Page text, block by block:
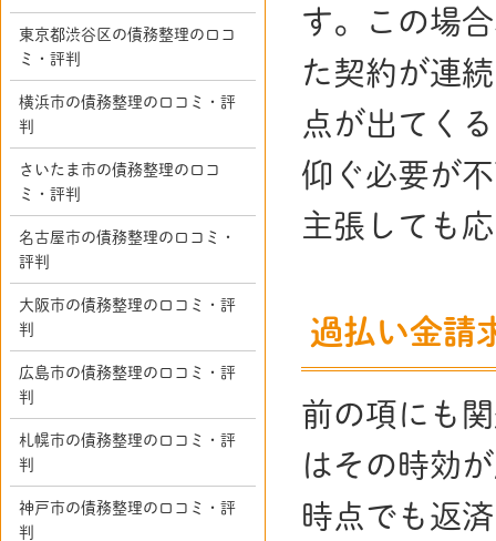
す。この場
た契約が連
点が出てく
仰ぐ必要が
主張しても
過払い金請
前の項にも
はその時効
時点でも返
東京都渋谷区の債務整理の口コ
ミ・評判
横浜市の債務整理の口コミ・評
判
さいたま市の債務整理の口コ
ミ・評判
名古屋市の債務整理の口コミ・
評判
大阪市の債務整理の口コミ・評
判
広島市の債務整理の口コミ・評
判
札幌市の債務整理の口コミ・評
判
神戸市の債務整理の口コミ・評
判